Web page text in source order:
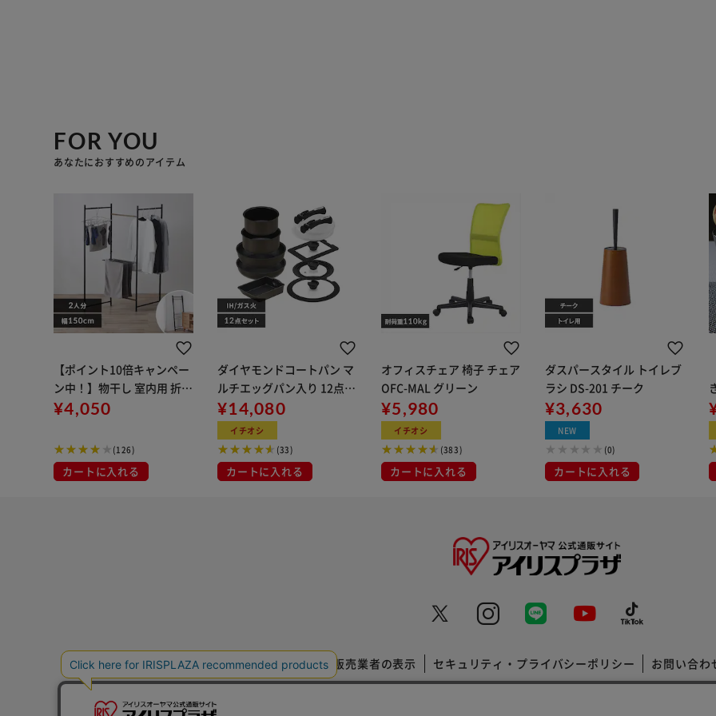
FOR YOU
あなたにおすすめのアイテム
【ポイント10倍キャンペー
ン中！】物干し 室内用 折り
たたみ式 3連 OTM-150R ブ
メ
¥4,050
(126)
カートに入れる
ダイヤモンドコートパン マ
ルチエッグパン入り 12点セ
ット IHガス火対応 MEGI-12
S ブラウンメタリック
¥14,080
イチオシ
(33)
カートに入れる
オフィスチェア 椅子 チェア
OFC-MAL グリーン
¥5,980
イチオシ
(383)
カートに入れる
ダスパースタイル トイレブ
ラシ DS-201 チーク
¥3,630
NEW
(0)
カートに入れる
特定商取引法に基づく通信販売業者の表示 セキュリティ・プライバシーポリシー お問い合わ